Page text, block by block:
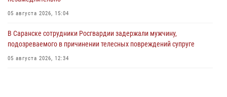
05 августа 2026, 15:04
В Саранске сотрудники Росгвардии задержали мужчину,
подозреваемого в причинении телесных повреждений супруге
05 августа 2026, 12:34